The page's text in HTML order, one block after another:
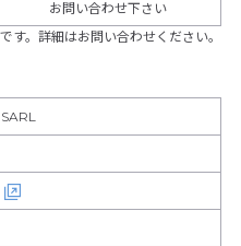
お問い合わせ下さい
す。詳細はお問い合わせください。